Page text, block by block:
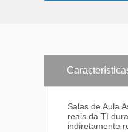
Salas de Aula
reais da TI
indiretamente